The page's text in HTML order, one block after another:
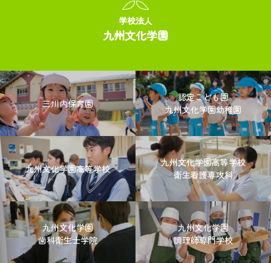
学校法人
九州文化学園
三川内保育園
認定こども園
九州文化学園幼稚園
九州文化学園高等学校
九州文化学園高等学校
衛生看護専攻科
九州文化学園
歯科衛生士学院
九州文化学園
調理師専門学校